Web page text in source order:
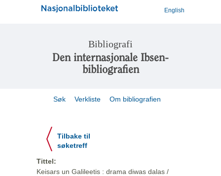
English
Bibliografi
Den internasjonale Ibsen-
bibliografien
Søk Verkliste Om bibliografien
Tilbake til
søketreff
Tittel:
Keisars un Galileetis : drama diwas dalas /